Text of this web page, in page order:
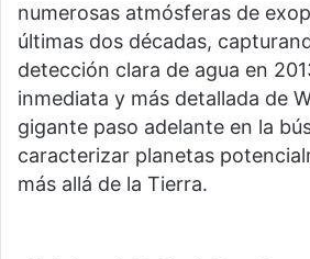
numerosas atmósferas de
últimas dos décadas,
detección clara de agua en
inmediata y más detallada de
gigante paso adelante en la
caracterizar planetas
más allá de la Tierra.